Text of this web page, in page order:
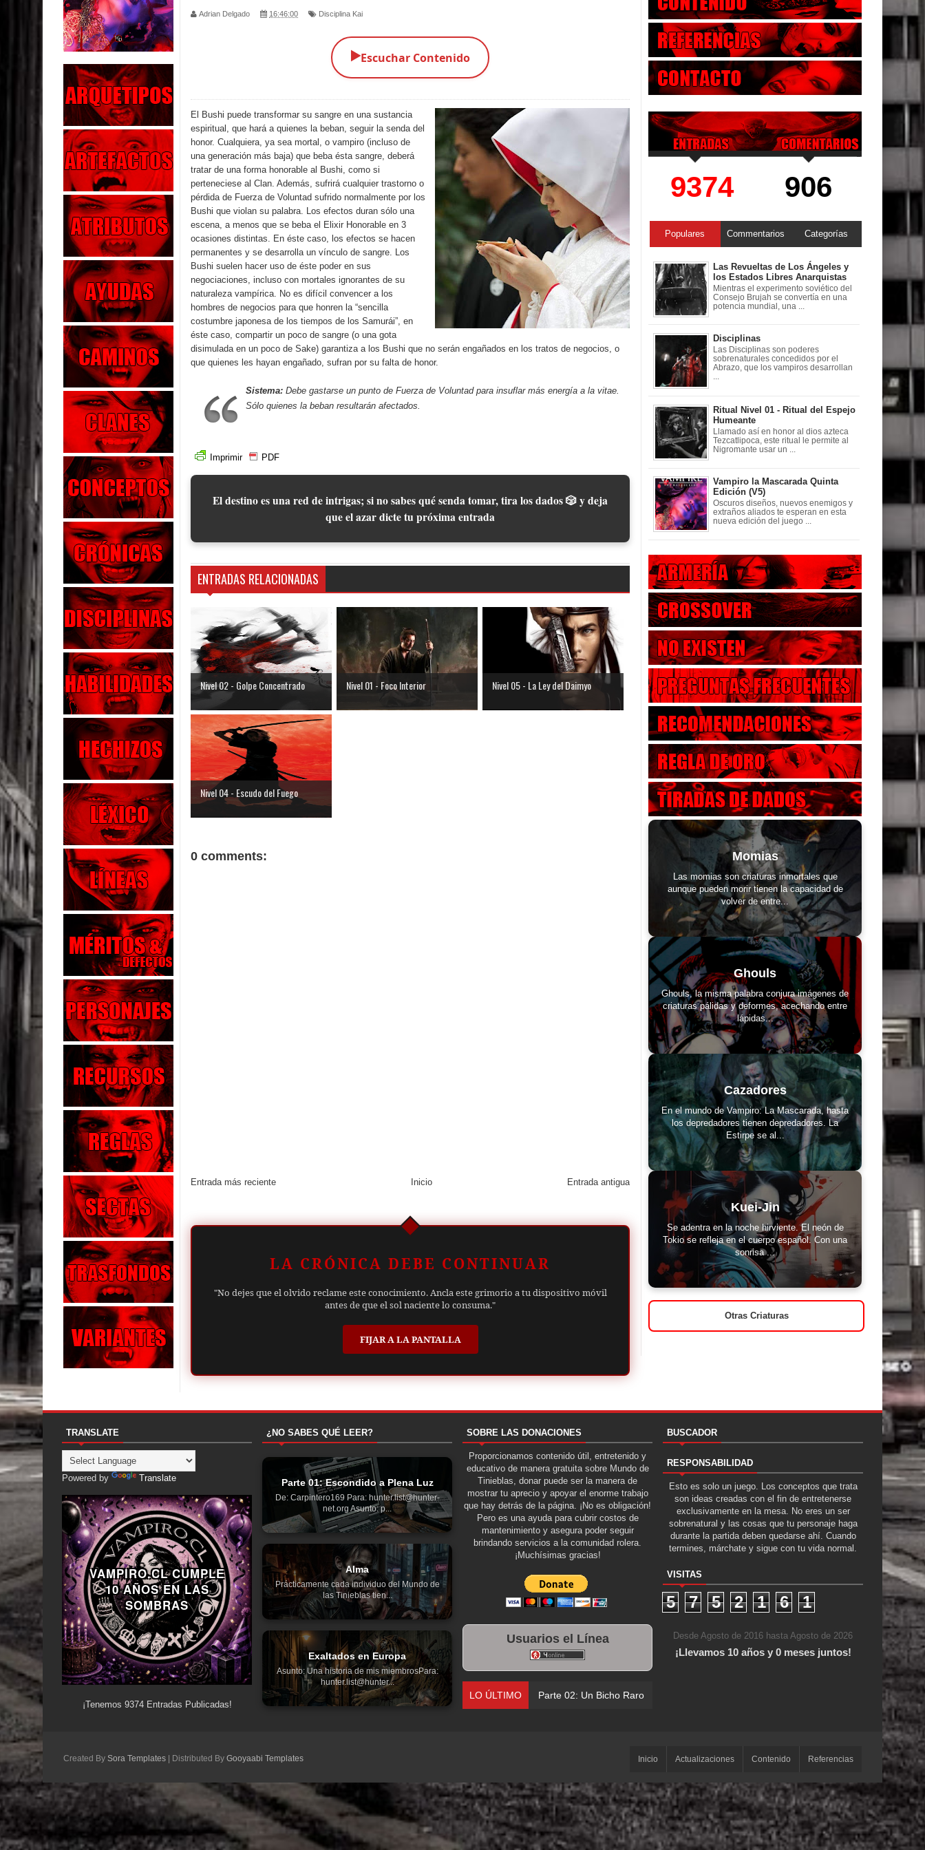
Parte 02: Los Muertos Gobiernan a los Vivos
Parte 01: Escondido a Plena Luz
Parte 02: El Enemigo de mi Enemigo
Parte 06: Coletazos
Parte 05: Los Horrores del Infierno
Parte 04: Oídos Sordos
Parte 03: La Traición
Parte 02: Vuelve el Hijo Prodigo
Parte 03: Reflexiones
Adrian Delgado 16:46:00 Disciplina Kai
▶️Escuchar Contenido
El Bushi puede transformar su sangre en una sustancia
espiritual, que hará a quienes la beban, seguir la senda del
honor. Cualquiera, ya sea mortal, o vampiro (incluso de
una generación más baja) que beba ésta sangre, deberá
tratar de una forma honorable al Bushi, como si
perteneciese al Clan. Además, sufrirá cualquier trastorno o
pérdida de Fuerza de Voluntad sufrido normalmente por los
Bushi que violan su palabra. Los efectos duran sólo una
escena, a menos que se beba el Elixir Honorable en 3
ocasiones distintas. En éste caso, los efectos se hacen
permanentes y se desarrolla un vínculo de sangre. Los
Bushi suelen hacer uso de éste poder en sus
negociaciones, incluso con mortales ignorantes de su
naturaleza vampírica. No es difícil convencer a los
hombres de negocios para que honren la “sencilla
costumbre japonesa de los tiempos de los Samurái”, en
éste caso, compartir un poco de sangre (o una gota
disimulada en un poco de Sake) garantiza a los Bushi que no serán engañados en los tratos de negocios, o
que quienes les hayan engañado, sufran por su falta de honor.
Sistema: Debe gastarse un punto de Fuerza de Voluntad para insuflar más energía a la vitae.
Sólo quienes la beban resultarán afectados.
Imprimir PDF
El destino es una red de intrigas; si no sabes qué senda tomar, tira los dados 🎲 y deja
que el azar dicte tu próxima entrada
ENTRADAS RELACIONADAS
Nivel 02 - Golpe Concentrado Nivel 01 - Foco Interior Nivel 05 - La Ley del Daimyo
Nivel 04 - Escudo del Fuego
0 comments:
Entrada más reciente Entrada antigua
Inicio
LA CRÓNICA DEBE CONTINUAR
"No dejes que el olvido reclame este conocimiento. Ancla este grimorio a tu dispositivo móvil
antes de que el sol naciente lo consuma."
FIJAR A LA PANTALLA
9374 906
Populares Commentarios Categorías
Las Revueltas de Los Ángeles y
los Estados Libres Anarquistas
Mientras el experimento soviético del
Consejo Brujah se convertía en una
potencia mundial, una ...
Disciplinas
Las Disciplinas son poderes
sobrenaturales concedidos por el
Abrazo, que los vampiros desarrollan
Ritual Nivel 01 - Ritual del Espejo
Humeante
Llamado así en honor al dios azteca
Tezcatlipoca, este ritual le permite al
Nigromante usar un ...
Vampiro la Mascarada Quinta
Edición (V5)
Oscuros diseños, nuevos enemigos y
extraños aliados te esperan en esta
nueva edición del juego ...
Momias
Las momias son criaturas inmortales que
aunque pueden morir tienen la capacidad de
volver de entre...
Ghouls
Ghouls, la misma palabra conjura imágenes de
criaturas pálidas y deformes, acechando entre
lápidas...
Cazadores
En el mundo de Vampiro: La Mascarada, hasta
los depredadores tienen depredadores. La
Estirpe se al...
Kuei-Jin
Se adentra en la noche hirviente. El neón de
Tokio se refleja en el cuerpo español. Con una
sonrisa ...
Otras Criaturas
TRANSLATE
Powered by Translate
VAMPIRO.CL CUMPLE
10 AÑOS EN LAS
SOMBRAS
¡Tenemos 9374Entradas Publicadas!
¿NO SABES QUÉ LEER?
Parte 01: Escondido a Plena Luz
De: Carpintero169 Para: hunter.list@hunter-
net.org Asunto: p...
Alma
Prácticamente cada individuo del Mundo de
las Tinieblas tien...
Exaltados en Europa
Asunto: Una historia de mis miembrosPara:
hunter.list@hunter...
SOBRE LAS DONACIONES
Proporcionamos contenido útil, entretenido y
educativo de manera gratuita sobre Mundo de
Tinieblas, donar puede ser la manera de
mostrar tu aprecio y apoyar el enorme trabajo
que hay detrás de la página. ¡No es obligación!
Pero es una ayuda para cubrir costos de
mantenimiento y asegura poder seguir
brindando servicios a la comunidad rolera.
¡Muchísimas gracias!
Usuarios el Línea
LO ÚLTIMO Parte 02: Un Bicho Raro
BUSCADOR
RESPONSABILIDAD
Esto es solo un juego. Los conceptos que trata
son ideas creadas con el fin de entretenerse
exclusivamente en la mesa. No eres un ser
sobrenatural y las cosas que tu personaje haga
durante la partida deben quedarse ahí. Cuando
termines, márchate y sigue con tu vida normal.
VISITAS
5 7 5 2 1 6 1
Desde Agosto de 2016 hasta Agosto de 2026
¡Llevamos 10 años y 0 meses juntos!
Created By Sora Templates | Distributed By Gooyaabi Templates Inicio Actualizaciones Contenido Referencias